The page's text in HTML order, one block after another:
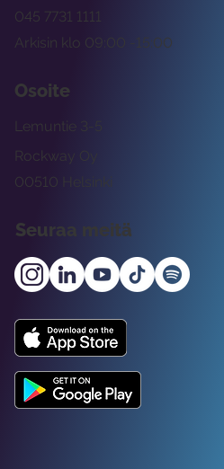
Arkisin klo 09:00 -15:00
045 7731 1111
Osoite
Rockway Oy
Lemuntie 3-5
00510 Helsinki
Seuraa meitä